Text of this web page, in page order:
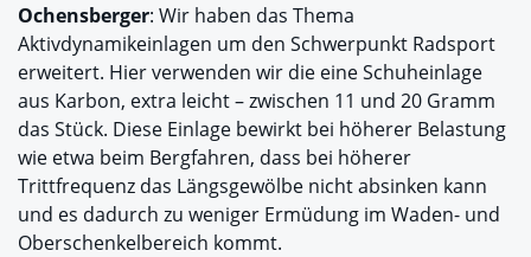
Ochensberger: Wir haben das Thema
Aktivdynamikeinlagen um den Schwerpunkt Radsport
erweitert. Hier verwenden wir die eine Schuheinlage
aus Karbon, extra leicht – zwischen 11 und 20 Gramm
das Stück. Diese Einlage bewirkt bei höherer Belastung
wie etwa beim Bergfahren, dass bei höherer
Trittfrequenz das Längsgewölbe nicht absinken kann
und es dadurch zu weniger Ermüdung im Waden- und
Oberschenkelbereich kommt.